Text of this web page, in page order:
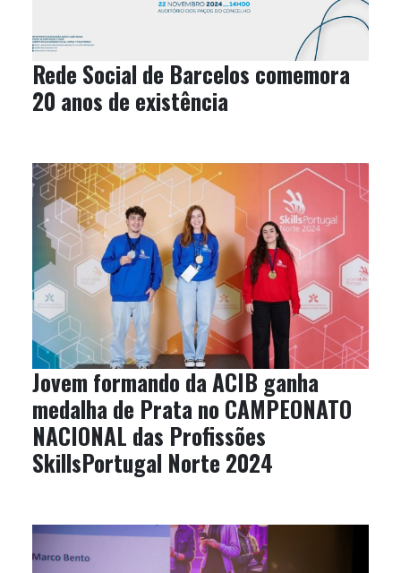
Rede Social de Barcelos comemora
20 anos de existência
Jovem formando da ACIB ganha
medalha de Prata no CAMPEONATO
NACIONAL das Profissões
SkillsPortugal Norte 2024